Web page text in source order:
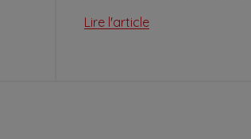
Lire l'article